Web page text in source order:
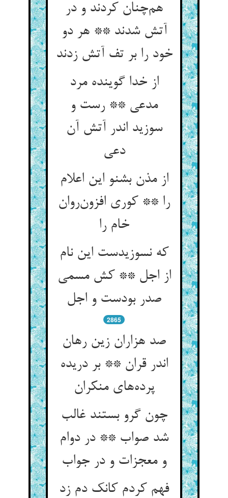
هم‌چنان کردند و در
آتش شدند ** هر دو
خود را بر تف آتش زدند
از خدا گوینده مرد
مدعی ** رست و
سوزید اندر آتش آن
دعی
از مذن بشنو این اعلام
را ** کوری افزون‌روان
خام را
که نسوزیدست این نام
از اجل ** کش مسمی
صدر بودست و اجل
2865
صد هزاران زین رهان
اندر قران ** بر دریده
پرده‌های منکران
چون گرو بستند غالب
شد صواب ** در دوام
و معجزات و در جواب
فهم کردم کانک دم زد